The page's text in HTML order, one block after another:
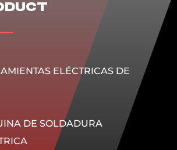
ELÉCTRICAS DE
DE SOLDADURA